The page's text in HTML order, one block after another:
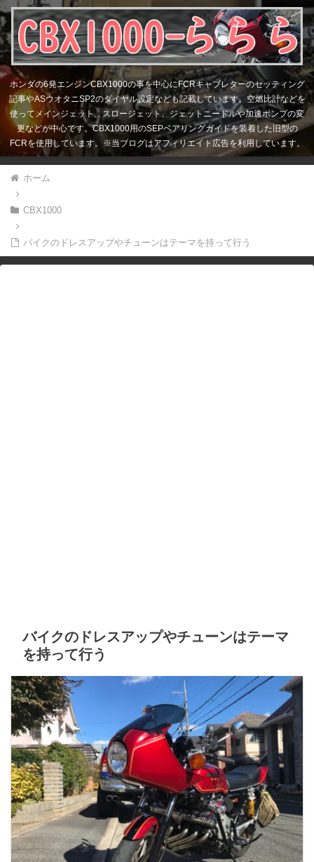
ホンダの6発エンジンCBX1000の事を中心にFCRキャブレターのセッティング
記事やASウオタニSP2のダイヤル設定なども記載しています。空燃比計などを
使ってメインジェット、スロージェット、ジェットニードルや加速ポンプの変
更などが中心です。CBX1000用のSEPベアリングガイドを装着した旧型の
FCRを使用しています。※当ブログはアフィリエイト広告を利用しています。
ホーム
CBX1000
バイクのドレスアップやチューンはテーマを持って行う
バイクのドレスアップやチューンはテーマ
を持って行う